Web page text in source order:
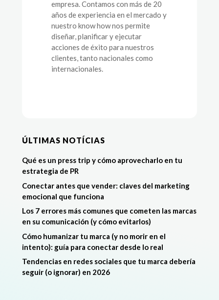
empresa. Contamos con más de 20
años de experiencia en el mercado y
nuestro know how nos permite
diseñar, planificar y ejecutar
acciones de éxito para nuestros
clientes, tanto nacionales como
internacionales.
ÚLTIMAS NOTÍCIAS
Qué es un press trip y cómo aprovecharlo en tu
estrategia de PR
Conectar antes que vender: claves del marketing
emocional que funciona
Los 7 errores más comunes que cometen las marcas
en su comunicación (y cómo evitarlos)
Cómo humanizar tu marca (y no morir en el
intento): guía para conectar desde lo real
Tendencias en redes sociales que tu marca debería
seguir (o ignorar) en 2026